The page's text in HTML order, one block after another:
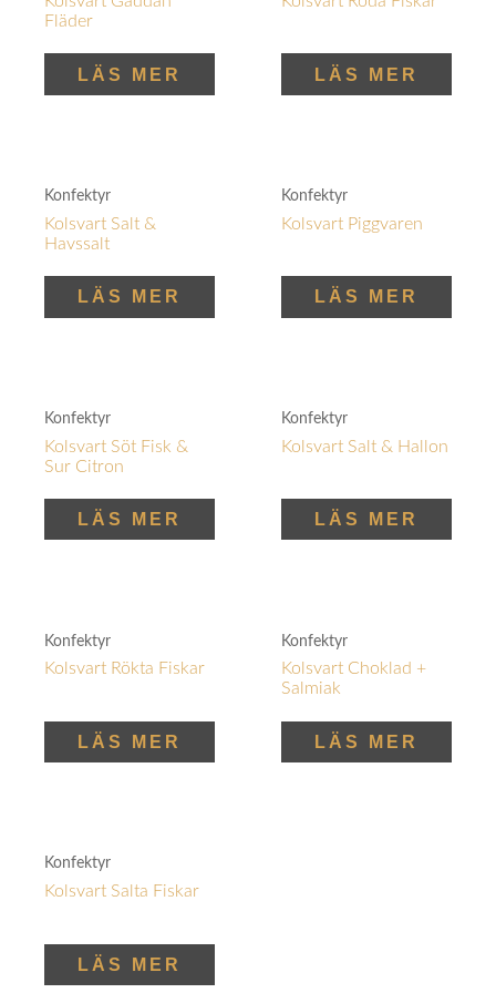
Fläder
LÄS MER LÄS MER
Konfektyr
Kolsvart Salt &
Havssalt
LÄS MER
Konfektyr
Kolsvart Piggvaren
LÄS MER
Konfektyr
Kolsvart Söt Fisk &
Sur Citron
LÄS MER
Konfektyr
Kolsvart Salt & Hallon
LÄS MER
Konfektyr
Kolsvart Rökta Fiskar
LÄS MER
Konfektyr
Kolsvart Choklad +
Salmiak
LÄS MER
Konfektyr
Kolsvart Salta Fiskar
LÄS MER